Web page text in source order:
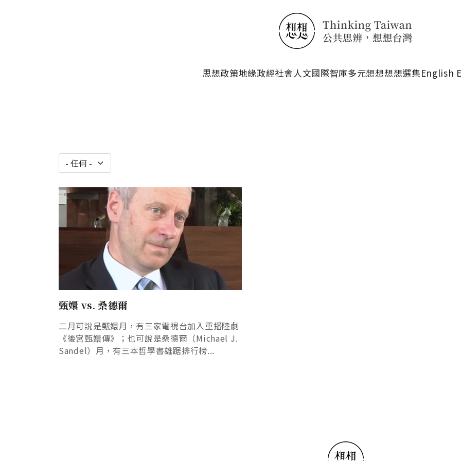
思想政策地緣政經社會人文國際智庫多元想想想想選集English
甄嬛 vs. 桑德爾
二月可說是甄嬛月，有三家電視台加入重播陸劇
《後宮甄嬛傳》；也可說是桑德爾（Michael J.
Sandel）月，有三本哲學書雄踞排行榜...